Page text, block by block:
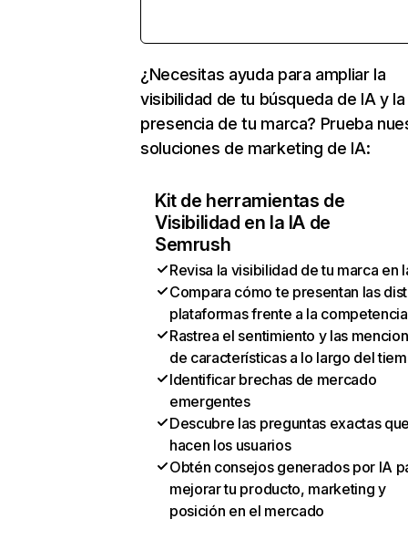
¿Necesitas ayuda para ampliar la
visibilidad de tu búsqueda de IA y la
presencia de tu marca? Prueba
soluciones de marketing de IA:
Kit de herramientas de
Visibilidad en la IA de
Semrush
Revisa la visibilidad de tu marca en
Compara cómo te presentan las
plataformas frente a la competencia
Rastrea el sentimiento y las
de características a lo largo del
Identificar brechas de mercado
emergentes
Descubre las preguntas exactas
hacen los usuarios
Obtén consejos generados por IA
mejorar tu producto, marketing y
posición en el mercado